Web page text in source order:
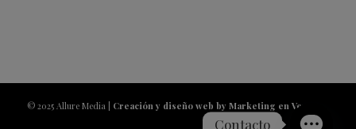
© 2025 Allure Media | Creación y diseño web by Marketing en Vena
Contacto